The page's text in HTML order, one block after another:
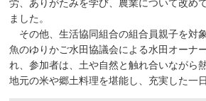
労、ありがたみを学び、農業について改め
ました。
その他、生活協同組合の組合員親子を対
魚のゆりかご水田協議会による水田オーナ
れ、参加者は、土や自然と触れ合いながら
地元の米や郷土料理を堪能し、充実した一